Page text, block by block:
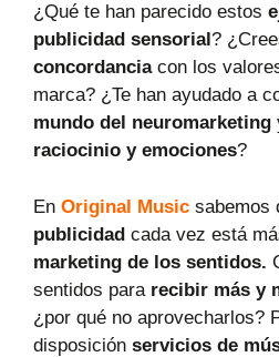
¿Qué te han parecido estos
publicidad sensorial ?
concordanciacon los
marca? ¿Te han ayudado a
mundo del neuromarketing
raciocinio y emociones?
En Original Music sabemos
publicidad cada vez está
marketing de los sentidos.
sentidos para recibir más y
¿por qué no aprovecharlos?
disposición servicios de